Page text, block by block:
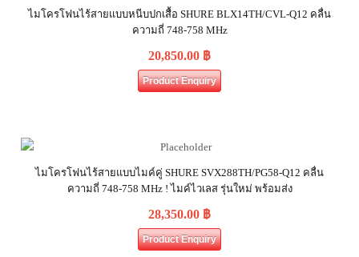
ไมโครโฟนไร้สายแบบหนีบปกเสื้อ SHURE BLX14TH/CVL-Q12 คลื่น
ความถี่ 748-758 MHz
20,850.00 ฿
Product Enquiry
ไมโครโฟนไร้สายแบบไมค์คู่ SHURE SVX288TH/PG58-Q12 คลื่น
ความถี่ 748-758 MHz ! ไมค์ไวเลส รุ่นใหม่ พร้อมส่ง
28,350.00 ฿
Product Enquiry